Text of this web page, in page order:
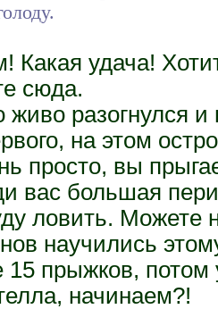
Какая удача!
сюда.
живо разогнулся
на этом
просто, вы
вас большая
ловить. Можете
научились
15 прыжков,
начинаем?!